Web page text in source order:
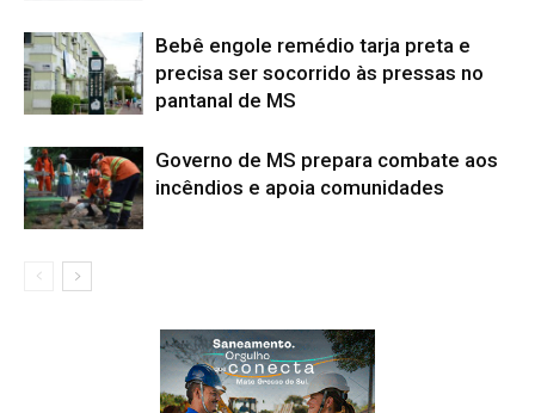
Bebê engole remédio tarja preta e
precisa ser socorrido às pressas no
pantanal de MS
Governo de MS prepara combate aos
incêndios e apoia comunidades